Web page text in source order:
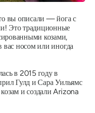
вы описали — йога с
Это традиционные
козами,
вас носом или иногда
в 2015 году в
Гулд и Сара Уильямс
и создали Arizona